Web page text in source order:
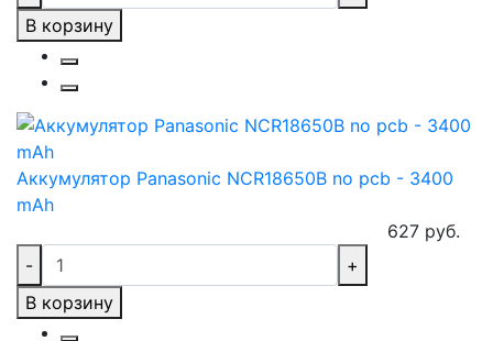
В корзину
Аккумулятор Panasonic NCR18650B no pcb - 3400
mAh
627 руб.
-
+
В корзину